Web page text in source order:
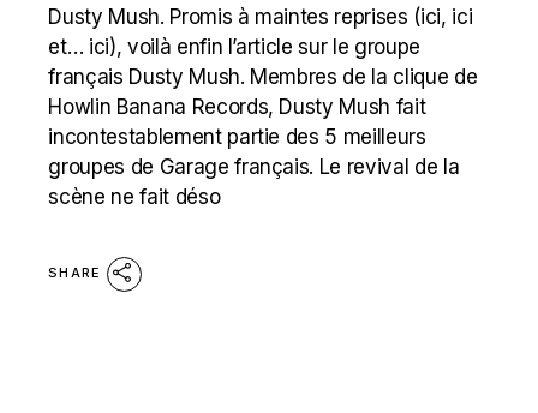
Dusty Mush. Promis à maintes reprises (ici, ici
et… ici), voilà enfin l’article sur le groupe
français Dusty Mush. Membres de la clique de
Howlin Banana Records, Dusty Mush fait
incontestablement partie des 5 meilleurs
groupes de Garage français. Le revival de la
scène ne fait déso
SHARE